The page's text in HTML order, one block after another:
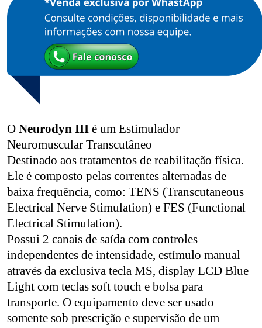
O Neurodyn III é um Estimulador
Neuromuscular Transcutâneo
Destinado aos tratamentos de reabilitação física.
Ele é composto pelas correntes alternadas de
baixa frequência, como: TENS (Transcutaneous
Electrical Nerve Stimulation) e FES (Functional
Electrical Stimulation).
Possui 2 canais de saída com controles
independentes de intensidade, estímulo manual
através da exclusiva tecla MS, display LCD Blue
Light com teclas soft touch e bolsa para
transporte. O equipamento deve ser usado
somente sob prescrição e supervisão de um